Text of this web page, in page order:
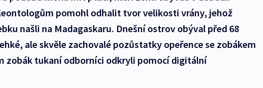
pomohl odhalit tvor velikosti vrány, jehož
našli na Madagaskaru. Dnešní ostrov obýval před 68
ale skvěle zachovalé pozůstatky opeřence se zobákem
zobák tukaní odborníci odkryli pomocí digitální